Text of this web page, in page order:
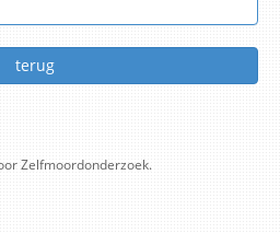
terug
Zelfmoordonderzoek.